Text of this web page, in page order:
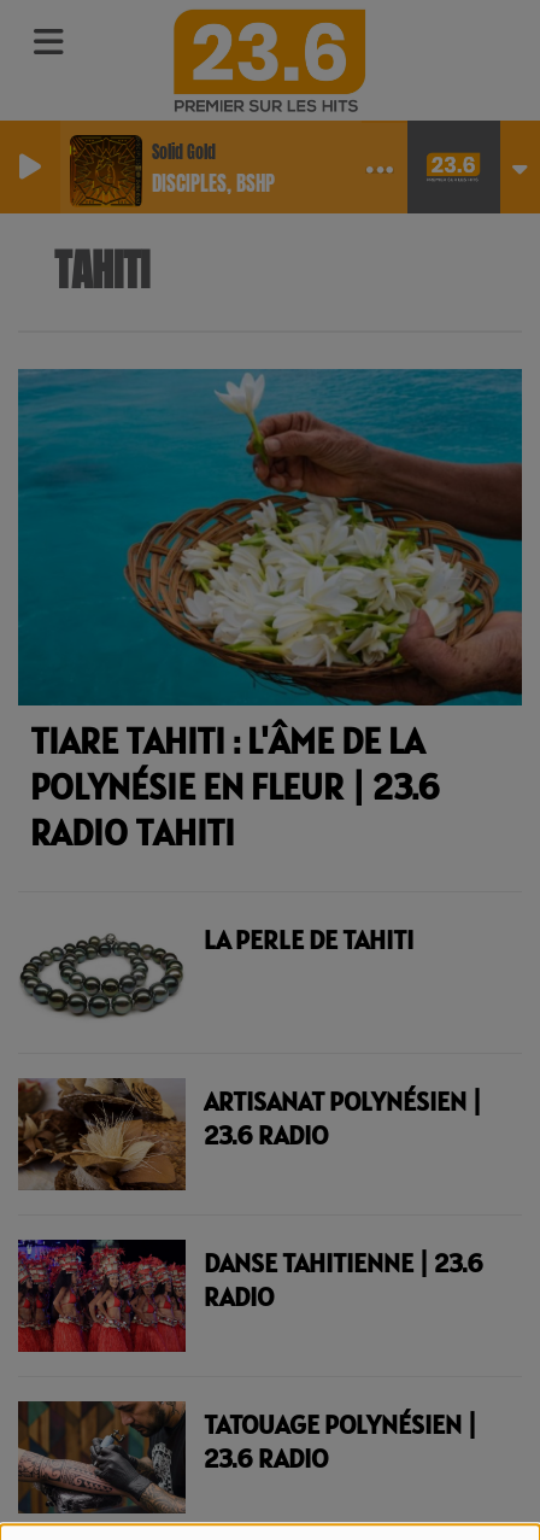
Solid Gold
DISCIPLES, BSHP
TAHITI
TIARE TAHITI : L'ÂME DE LA
POLYNÉSIE EN FLEUR | 23.6
RADIO TAHITI
LA PERLE DE TAHITI
ARTISANAT POLYNÉSIEN |
23.6 RADIO
DANSE TAHITIENNE | 23.6
RADIO
TATOUAGE POLYNÉSIEN |
23.6 RADIO